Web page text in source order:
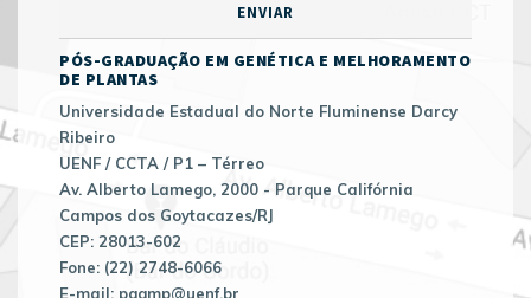
PÓS-GRADUAÇÃO EM GENÉTICA E MELHORAMENTO
DE PLANTAS
Universidade Estadual do Norte Fluminense Darcy
Ribeiro
UENF / CCTA / P1 – Térreo
Av. Alberto Lamego, 2000 - Parque Califórnia
Campos dos Goytacazes/RJ
CEP: 28013-602
Fone: (22) 2748-6066
E-mail: pggmp@uenf.br